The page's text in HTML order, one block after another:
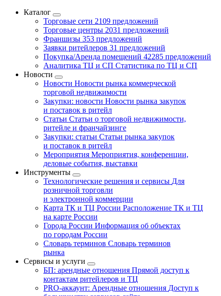
Каталог
Торговые сети 2109 предложений
Торговые центры 2031 предложений
Франшизы 353 предложений
Заявки ритейлеров 31 предложений
Покупка/Аренда помещений 42285 предложений
Аналитика ТЦ и СП Статистика по ТЦ и СП
Новости
Новости Новости рынка коммерческой
торговой недвижимости
Закупки: новости Новости рынка закупок
и поставок в ритейл
Статьи Статьи о торговой недвижимости,
ритейле и франчайзинге
Закупки: статьи Статьи рынка закупок
и поставок в ритейл
Мероприятия Мероприятия, конференции,
деловые события, выставки
Инструменты
Технологические решения и сервисы Для
розничной торговли
и электронной коммерции
Карта ТК и ТЦ России Расположение ТК и ТЦ
на карте России
Города России Информация об объектах
по городам России
Словарь терминов Словарь терминов
рынка
Сервисы и услуги
БП: арендные отношения Прямой доступ к
контактам ритейлеров и ТЦ
PRO-аккаунт: Арендные отношения Доступ к